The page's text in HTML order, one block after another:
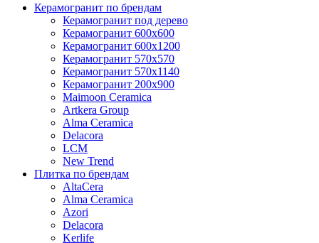
Керамогранит по брендам
Керамогранит под дерево
Керамогранит 600x600
Керамогранит 600x1200
Керамогранит 570x570
Керамогранит 570x1140
Керамогранит 200x900
Maimoon Ceramica
Artkera Group
Alma Ceramica
Delacora
LCM
New Trend
Плитка по брендам
AltaCera
Аlma Ceramica
Azori
Delacora
Kerlife